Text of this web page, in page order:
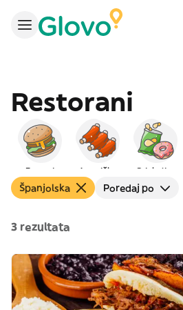
Restorani
Burgeri Američka Grickalice
Španjolska Poredaj po
3 rezultata